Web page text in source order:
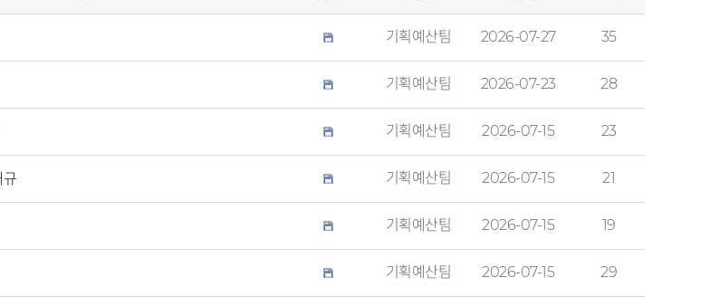
기획예산팀 2026-07-27 35
기획예산팀 2026-07-23 28
기획예산팀 2026-07-15 23
규 기획예산팀 2026-07-15 21
기획예산팀 2026-07-15 19
기획예산팀 2026-07-15 29